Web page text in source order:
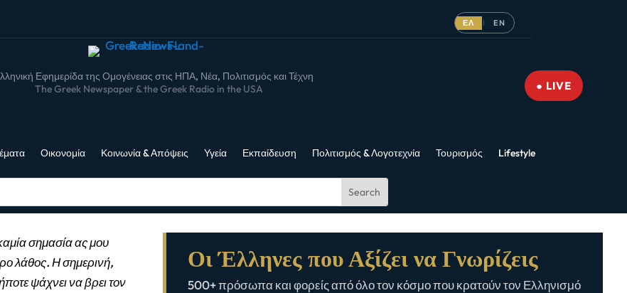
ΕΛ | EN
Εφημερίδα της Ομογένειας στις ΗΠΑ, Νέα, Πολιτισμός και Τέχνη
The Greek Newspaper & the Greek Radio in the USA
● LIVE
Οικονομία Κοινωνία & Απόψεις Υγεία Εκπαίδευση Πολιτισμός & Λογοτεχνία Τουρισμός Lifestyle
σημασία ας μου
λάθος. Η σημερινή,
ψάχνει να βρει τον
Οι Έλληνες που Αξίζει να Γνωρίζεις
500+ πρόσωπα και φορείς από όλο τον κόσμο που κρατούν τον Ελληνισμό